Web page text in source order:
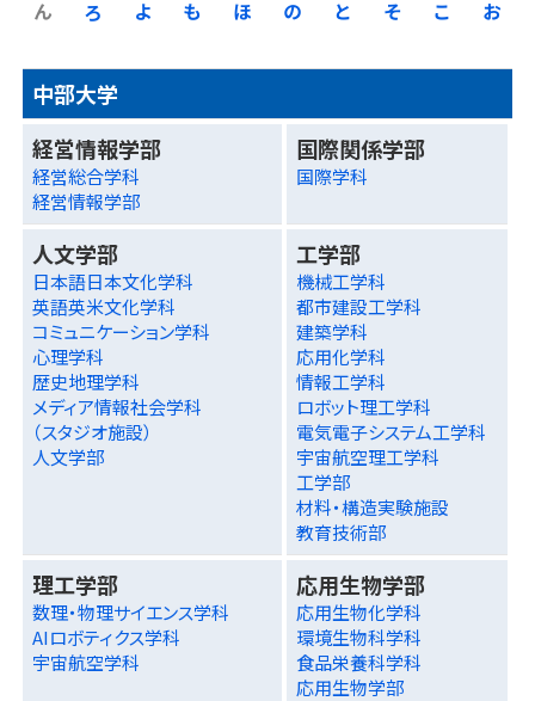
お
こ
そ
と
の
ほ
も
よ
ろ
ん
中部大学
経営情報学部
経営総合学科
経営情報学部
国際関係学部
国際学科
人文学部
日本語日本文化学科
英語英米文化学科
コミュニケーション学科
心理学科
歴史地理学科
メディア情報社会学科
（スタジオ施設）
人文学部
工学部
機械工学科
都市建設工学科
建築学科
応用化学科
情報工学科
ロボット理工学科
電気電子システム工学科
宇宙航空理工学科
工学部
材料・構造実験施設
教育技術部
理工学部
数理・物理サイエンス学科
AIロボティクス学科
宇宙航空学科
応用生物学部
応用生物化学科
環境生物科学科
食品栄養科学科
応用生物学部